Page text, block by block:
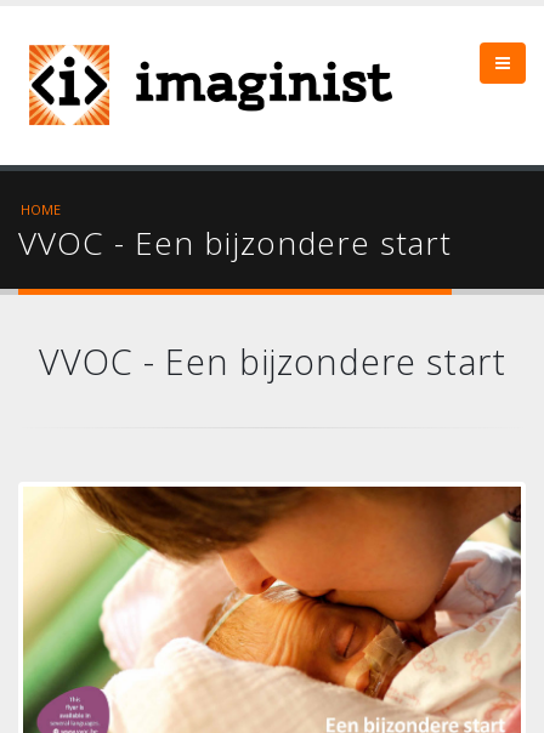
HOME
VVOC - Een bijzondere start
VVOC - Een bijzondere start